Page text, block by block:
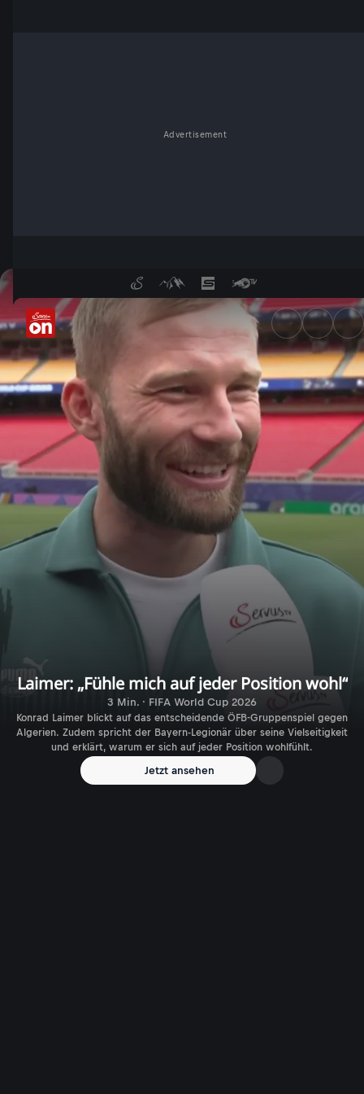
Advertisement
Laimer vor Algerien-Duell:
Laimer: „Fühle mich auf jeder Position wohl“
3 Min. · FIFA World Cup 2026
Konrad Laimer blickt auf das entscheidende ÖFB-Gruppenspiel gegen
Algerien. Zudem spricht der Bayern-Legionär über seine Vielseitigkeit
und erklärt, warum er sich auf jeder Position wohlfühlt.
Jetzt ansehen